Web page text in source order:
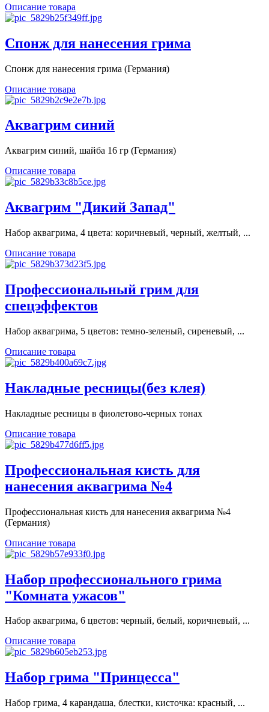
Описание товара
Спонж для нанесения грима
Спонж для нанесения грима (Германия)
Описание товара
Аквагрим синий
Аквагрим синий, шайба 16 гр (Германия)
Описание товара
Аквагрим "Дикий Запад"
Набор аквагрима, 4 цвета: коричневый, черный, желтый, ...
Описание товара
Профессиональный грим для
спецэффектов
Набор аквагрима, 5 цветов: темно-зеленый, сиреневый, ...
Описание товара
Накладные ресницы(без клея)
Накладные ресницы в фиолетово-черных тонах
Описание товара
Профессиональная кисть для
нанесения аквагрима №4
Профессиональная кисть для нанесения аквагрима №4
(Германия)
Описание товара
Набор профессионального грима
"Комната ужасов"
Набор аквагрима, 6 цветов: черный, белый, коричневый, ...
Описание товара
Набор грима "Принцесса"
Набор грима, 4 карандаша, блестки, кисточка: красный, ...